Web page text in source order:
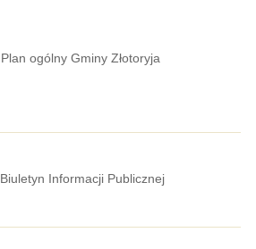
Plan ogólny Gminy Złotoryja
Biuletyn Informacji Publicznej